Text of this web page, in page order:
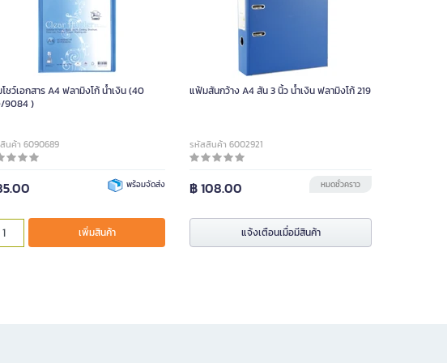
กสาร A4 ฟลามิงโก้ น้ำเงิน (40
9084 )
นค้า 6090689
พร้อมจัดส่ง
เพิ่มสินค้า
แฟ้มสันกว้าง A4 สัน 3 นิ้ว น้ำเงิน ฟลามิงโก้ 219
รหัสสินค้า 6002921
฿ 108.00 หมดชั่วคราว
แจ้งเตือนเมื่อมีสินค้า